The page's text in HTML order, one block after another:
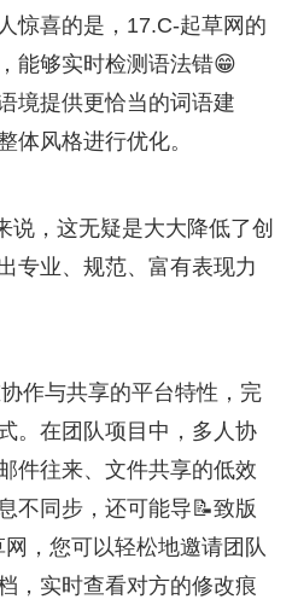
惊喜的是，17.C-起草网的
能够实时检测语法错😁
境提供更恰当的词语建
体风格进行优化。
说，这无疑是大大降低了创
专业、规范、富有表现力
作与共享的平台特性，完
。在团队项目中，多人协
件往来、文件共享的低效
不同步，还可能导📝致版
，您可以轻松地邀请团队
，实时查看对方的修改痕